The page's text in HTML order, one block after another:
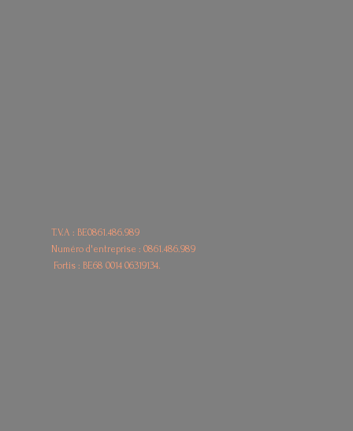
T.V.A : BE0861.486.989
Numéro d'entreprise : 0861.486.989
Fortis : BE680014 06319134.